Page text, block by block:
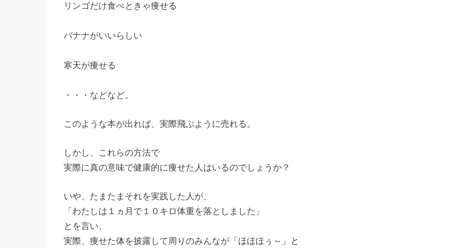
リンゴだけ食べときゃ痩せる
バナナがいいらしい
寒天が痩せる
・・・などなど。
このような本が出れば、実際飛ぶように売れる。
しかし、これらの方法で
実際に真の意味で健康的に痩せた人はいるのでしょうか？
いや、たまたまそれを実践した人が、
「わたしは１ヵ月で１０キロ体重を落としました」
とを言い、
実際、痩せた体を披露して周りのみんなが「ほほほぅ～」と